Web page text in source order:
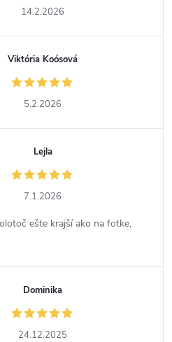
14.2.2026
Viktória Koósová
5.2.2026
Lejla
7.1.2026
ešte krajší ako na fotke,
Dominika
24.12.2025